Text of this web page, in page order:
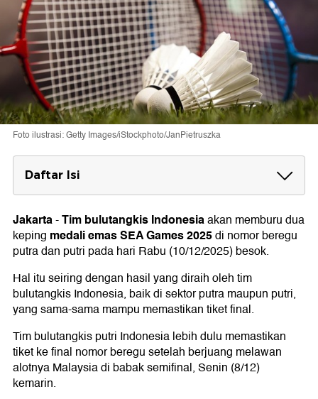
Foto ilustrasi: Getty Images/iStockphoto/JanPietruszka
Daftar Isi
Bulutangkis Beregu SEA Games 2025
Final beregu putri Thailand vs Indonesia
Final beregu putra Malaysia vs Indonesia
Jakarta-Tim bulutangkis Indonesiaakan memburu dua
keping medali emas SEA Games 2025di nomor beregu
putra dan putri pada hari Rabu (10/12/2025) besok.
Hal itu seiring dengan hasil yang diraih oleh tim
bulutangkis Indonesia, baik di sektor putra maupun putri,
yang sama-sama mampu memastikan tiket final.
Tim bulutangkis putri Indonesia lebih dulu memastikan
tiket ke final nomor beregu setelah berjuang melawan
alotnya Malaysia di babak semifinal, Senin (8/12)
kemarin.